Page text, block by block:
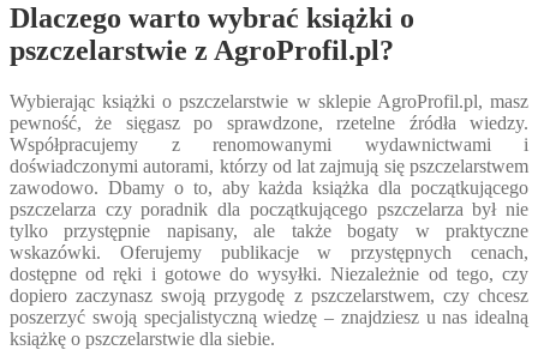
Dlaczego warto wybrać książki o
pszczelarstwie z AgroProfil.pl?
Wybierając książki o pszczelarstwie w sklepie AgroProfil.pl, masz
pewność, że sięgasz po sprawdzone, rzetelne źródła wiedzy.
Współpracujemy z renomowanymi wydawnictwami i
doświadczonymi autorami, którzy od lat zajmują się pszczelarstwem
zawodowo. Dbamy o to, aby każda książka dla początkującego
pszczelarza czy poradnik dla początkującego pszczelarza był nie
tylko przystępnie napisany, ale także bogaty w praktyczne
wskazówki. Oferujemy publikacje w przystępnych cenach,
dostępne od ręki i gotowe do wysyłki. Niezależnie od tego, czy
dopiero zaczynasz swoją przygodę z pszczelarstwem, czy chcesz
poszerzyć swoją specjalistyczną wiedzę – znajdziesz u nas idealną
książkę o pszczelarstwie dla siebie.